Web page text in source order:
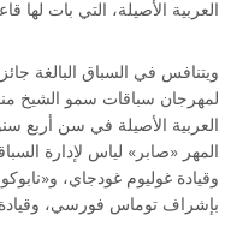
العربية الأصيلة، التي بات لها
المهر «صابر» لياس لإدارة
وقيادة غوليوم غودجاي،
بإشراف توماس فورسي، وقيادة